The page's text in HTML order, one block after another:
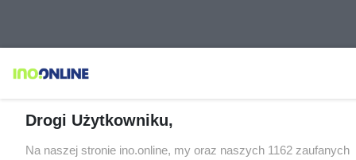
Drogi Użytkowniku,
Na naszej stronie ino.online, my oraz naszych 1162 zaufanych